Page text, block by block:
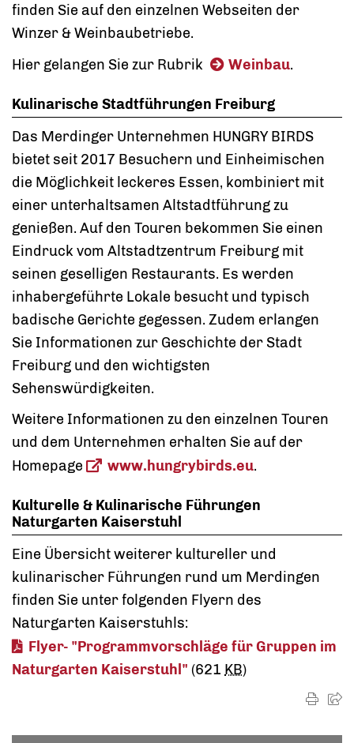
finden Sie auf den einzelnen Webseiten der
Winzer & Weinbaubetriebe.
Hier gelangen Sie zur Rubrik
Weinbau.
Kulinarische Stadtführungen Freiburg
Das Merdinger Unternehmen HUNGRY BIRDS
bietet seit 2017 Besuchern und Einheimischen
die Möglichkeit leckeres Essen, kombiniert mit
einer unterhaltsamen Altstadtführung zu
genießen. Auf den Touren bekommen Sie einen
Eindruck vom Altstadtzentrum Freiburg mit
seinen geselligen Restaurants. Es werden
inhabergeführte Lokale besucht und typisch
badische Gerichte gegessen. Zudem erlangen
Sie Informationen zur Geschichte der Stadt
Freiburg und den wichtigsten
Sehenswürdigkeiten.
Weitere Informationen zu den einzelnen Touren
und dem Unternehmen erhalten Sie auf der
Homepage
www.hungrybirds.eu.
Kulturelle & Kulinarische Führungen
Naturgarten Kaiserstuhl
Eine Übersicht weiterer kultureller und
kulinarischer Führungen rund um Merdingen
finden Sie unter folgenden Flyern des
Naturgarten Kaiserstuhls:
Flyer- "Programmvorschläge für Gruppen im
Naturgarten Kaiserstuhl" (621 KB)